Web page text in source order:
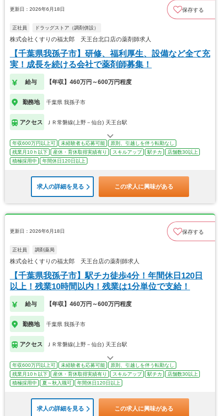
更新日：2026年6月18日 保存する
正社員 ドラッグストア（調剤併設）
株式会社くすりの福太郎 天王台北口店の薬剤師求人
【千葉県我孫子市】研修、福利厚生、設備など全て充
実！成長を続ける会社で薬剤師募集！
給与 【年収】460万円～600万円程度
勤務地 千葉県 我孫子市
アクセス ＪＲ常磐線(上野－仙台) 天王台駅
年収600万円以上可 未経験者も応募可能
原則、引越しを伴う転勤なし
残業月10ｈ以下
産休・育休取得実績有り スキルアップ 駅チカ
店舗数30以上
積極採用中
年間休日120日以上
求人の詳細を見る この求人に興味がある
更新日：2026年6月18日 保存する
正社員 調剤薬局
株式会社くすりの福太郎 天王台店の薬剤師求人
【千葉県我孫子市】駅チカ徒歩4分！年間休日120日
以上！残業10時間以内！残業は1分単位で支給！
給与 【年収】460万円～600万円程度
勤務地 千葉県 我孫子市
アクセス ＪＲ常磐線(上野－仙台) 天王台駅
年収600万円以上可 未経験者も応募可能
原則、引越しを伴う転勤なし
残業月10ｈ以下
産休・育休取得実績有り スキルアップ 駅チカ
店舗数30以上
積極採用中
夏～秋入職可 年間休日120日以上
求人の詳細を見る この求人に興味がある